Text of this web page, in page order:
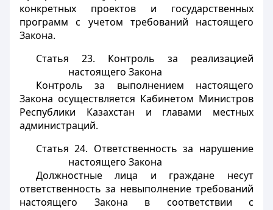
конкретных проектов и государственных
программ с учетом требований настоящего
Закона.
Статья 23. Контроль за реализацией
настоящего Закона
Контроль за выполнением настоящего
Закона осуществляется Кабинетом Министров
Республики Казахстан и главами местных
администраций.
Статья 24. Ответственность за нарушение
настоящего Закона
Должностные лица и граждане несут
ответственность за невыполнение требований
настоящего Закона в соответствии с